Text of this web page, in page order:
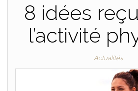
8 idées
l’activité
Actualités